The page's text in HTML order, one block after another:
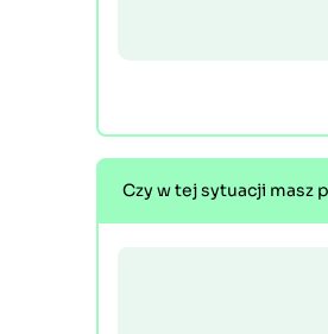
Czy w tej sytuacji masz